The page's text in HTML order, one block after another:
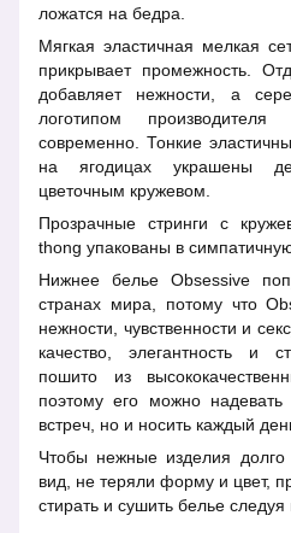
ложатся на бедра.
Мягкая эластичная мелкая
прикрывает промежность.
добавляет нежности, а
логотипом
современно. Тонкие
на ягодицах украшены
цветочным кружевом.
Прозрачные стринги с
thong упакованы в
Нижнее белье Obsessive
странах мира, потому что
нежности, чувственности и
качество, элегантность и
пошито из
поэтому его можно
встреч, но и носить каждый
Чтобы нежные изделия
вид, не теряли форму и цвет,
стирать и сушить белье следуя